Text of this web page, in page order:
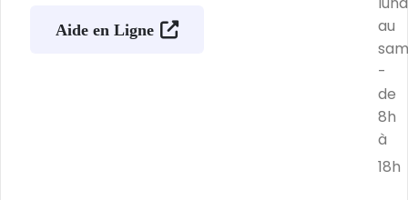
Aide en Ligne
au
-
de
8h
à
18h